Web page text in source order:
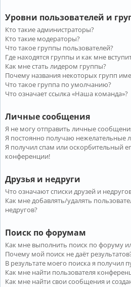
Уровни пользователей и
Кто такие администраторы?
Кто такие модераторы?
Что такое группы пользователей?
Где находятся группы и как мне
Как мне стать лидером группы?
Почему названия некоторых групп
Что такое группа по умолчанию?
Что означает ссылка «Наша команда»?
Личные сообщения
Я не могу отправить личные
Я постоянно получаю нежелательные
Я получил спам или оскорбительный
конференции!
Друзья и недруги
Что означают списки друзей и
Как мне добавлять/удалять
недругов?
Поиск по форумам
Как мне выполнить поиск по форуму
Почему мой поиск не даёт
В результате моего поиска я получил
Как мне найти пользователя
Как мне найти свои сообщения и